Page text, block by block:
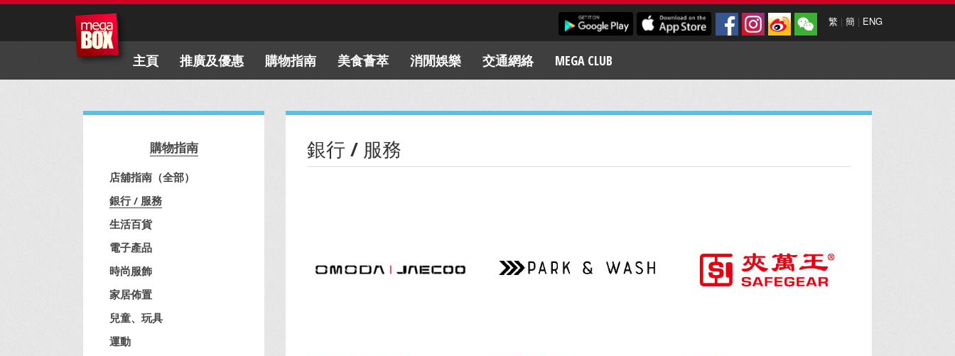
繁 | 簡 | ENG
主頁 推廣及優惠 購物指南 美食薈萃 消閒娛樂 交通網絡 MEGA CLUB
購物指南
店舖指南（全部）
銀行 / 服務
生活百貨
電子產品
時尚服飾
家居佈置
兒童、玩具
運動
銀行 / 服務